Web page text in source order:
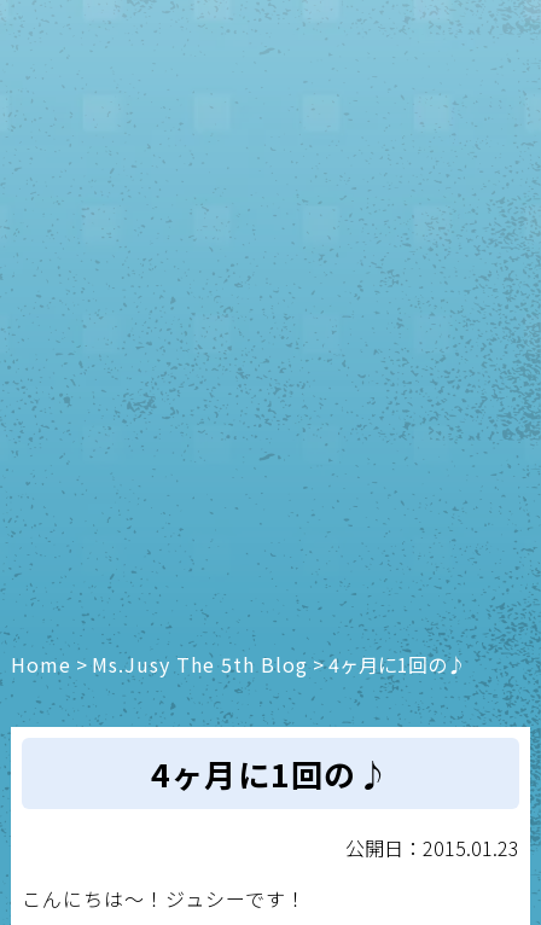
Home > Ms.Jusy The 5th Blog>4ヶ月に1回の♪
4ヶ月に1回の♪
公開日：2015.01.23
こんにちは～！ジュシーです！